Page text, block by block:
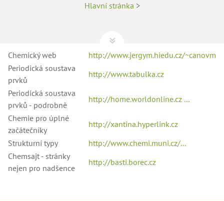
Hlavní stránka >
Chemický web
http://www.jergym.hiedu.cz/~canovm
Periodická soustava
prvků
http://www.tabulka.cz
Periodická soustava
prvků - podrobně
http://home.worldonline.cz ...
Chemie pro úplné
začátečníky
http://xantina.hyperlink.cz
Strukturní typy
http://www.chemi.muni.cz/...
Chemsajt - stránky
nejen pro nadšence
http://basti.borec.cz